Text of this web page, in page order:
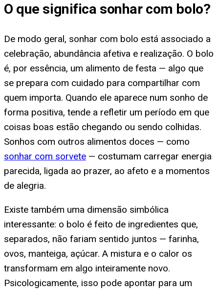
O que significa sonhar com bolo?
De modo geral, sonhar com bolo está associado a
celebração, abundância afetiva e realização. O bolo
é, por essência, um alimento de festa — algo que
se prepara com cuidado para compartilhar com
quem importa. Quando ele aparece num sonho de
forma positiva, tende a refletir um período em que
coisas boas estão chegando ou sendo colhidas.
Sonhos com outros alimentos doces — como
sonhar com sorvete — costumam carregar energia
parecida, ligada ao prazer, ao afeto e a momentos
de alegria.
Existe também uma dimensão simbólica
interessante: o bolo é feito de ingredientes que,
separados, não fariam sentido juntos — farinha,
ovos, manteiga, açúcar. A mistura e o calor os
transformam em algo inteiramente novo.
Psicologicamente, isso pode apontar para um